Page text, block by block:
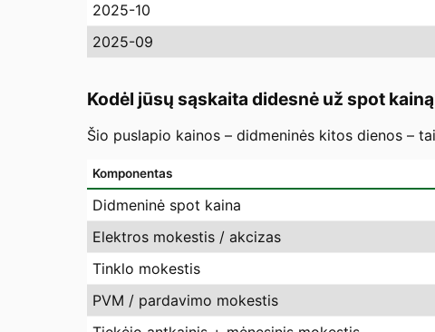
2025-10
2025-09
Kodėl jūsų sąskaita didesnė už spot kainą
Šio puslapio kainos – didmeninės kitos dienos –
Komponentas
Didmeninė spot kaina
Elektros mokestis / akcizas
Tinklo mokestis
PVM / pardavimo mokestis